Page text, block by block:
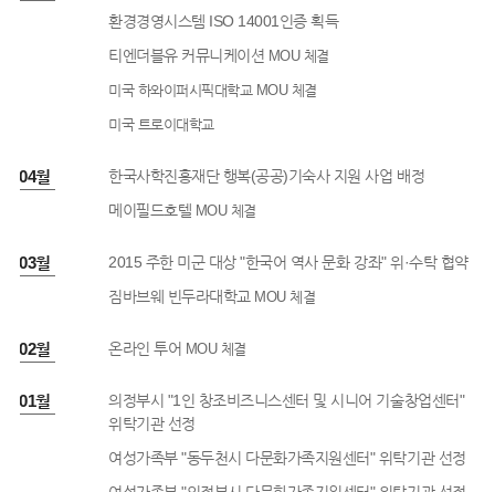
환경경영시스템 ISO 14001인증 획득
티엔더블유 커뮤니케이션 MOU 체결
미국 하와이퍼시픽대학교 MOU 체결
미국 트로이대학교
04월
한국사학진흥재단 행복(공공)기숙사 지원 사업 배정
메이필드호텔 MOU 체결
03월
2015 주한 미군 대상 "한국어 역사 문화 강좌" 위·수탁 협약
짐바브웨 빈두라대학교 MOU 체결
02월 온라인 투어 MOU 체결
01월
의정부시 "1인 창조비즈니스센터 및 시니어 기술창업센터"
위탁기관 선정
여성가족부 "동두천시 다문화가족지원센터" 위탁기관 선정